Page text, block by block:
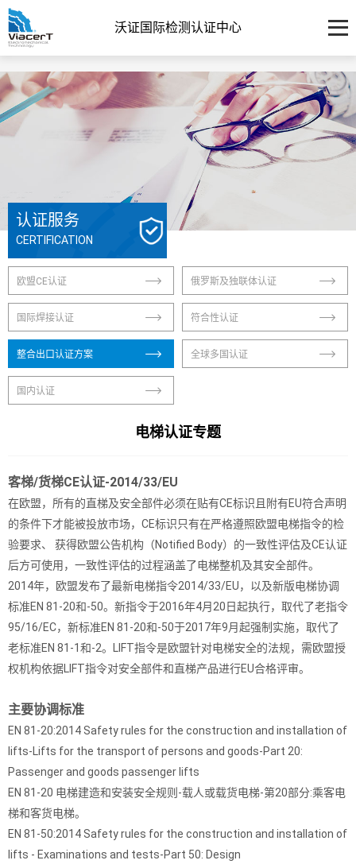
沃证国际检测认证中心
认证服务
CERTIFICATION
欧盟CE认证 俄罗斯及独联体认证
国际焊接认证 符合性认证
整合出口认证方案 全球多国认证
国内认证
电梯认证专题
客梯/货梯CE认证-2014/33/EU
在欧盟，所有的直梯及安全部件必须在贴有CE标识且附有EU符合声明
的条件下才能被投放市场，CE标识只有在严格遵照欧盟电梯指令的检
验要求、 获得欧盟公告机构（Notified Body）的一致性评估及CE认证
后方可使用，一致性评估的过程涵盖了电梯整机及其安全部件。
2014年，欧盟发布了最新电梯指令2014/33/EU，以及新版电梯协调
标准EN 81-20和-50。新指令于2016年4月20日起执行，取代了老指令
95/16/EC，新标准EN 81-20和-50于2017年9月起强制实施，取代了
老标准EN 81-1和-2。LIFT指令是欧盟针对电梯安全的法规，需欧盟授
权机构依据LIFT指令对安全部件和直梯产品进行EU合格评审。
主要协调标准
EN 81-20:2014 Safety rules for the construction and installation of
lifts-Lifts for the transport of persons and goods-Part 20:
Passenger and goods passenger lifts
EN 81-20 电梯建造和安装安全规则-载人或载货电梯-第20部分:乘客电
梯和客货电梯。
EN 81-50:2014 Safety rules for the construction and installation of
lifts - Examinations and tests-Part 50: Design